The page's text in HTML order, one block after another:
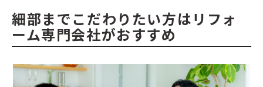
細部までこだわりたい方はリフォ
ーム専門会社がおすすめ